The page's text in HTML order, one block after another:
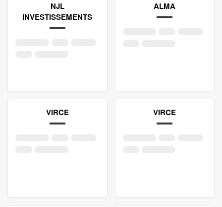
NJL
INVESTISSEMENTS
ALMA
VIRCE VIRCE